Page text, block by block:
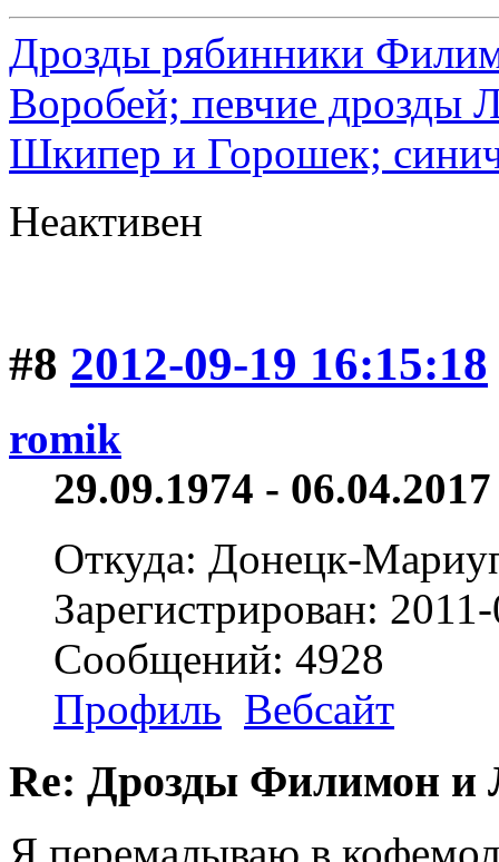
Дрозды рябинники
Воробей; певчие дрозды
Шкипер и Горошек;
Неактивен
#8 2012-09-19 16:15:18
romik
29.09.1974 -
Откуда: Донецк-
Зарегистрирован:
Сообщений: 4928
Профиль Вебсайт
Re: Дрозды Филимон и